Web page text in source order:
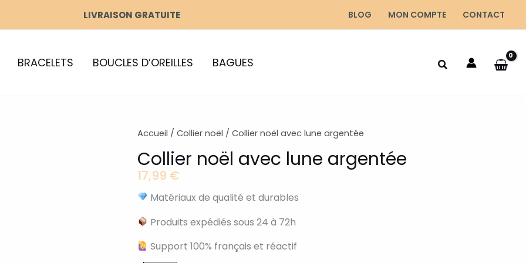
LIVRAISON GRATUITE BLOG MON COMPTE CONTACT
BRACELETS BOUCLES D’OREILLES BAGUES
Accueil / Collier noël / Collier noël avec lune argentée
Collier noël avec lune argentée
17,99 €
Matériaux de qualité et durables
Produits expédiés sous 24 à 72h
Support 100% français et réactif
quantité